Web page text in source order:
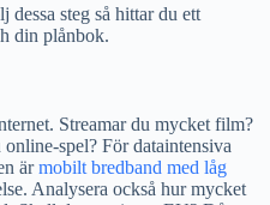
dessa steg så hittar du ett
din plånbok.
Streamar du mycket film?
spel? För dataintensiva
ärmobilt bredband med låg
Analysera också hur mycket